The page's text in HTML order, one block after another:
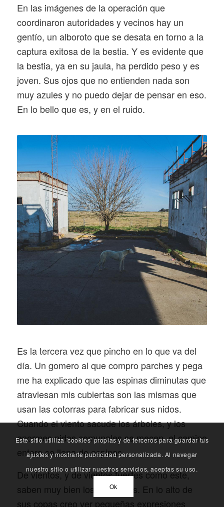
En las imágenes de la operación que
coordinaron autoridades y vecinos hay un
gentío, un alboroto que se desata en torno a la
captura exitosa de la bestia. Y es evidente que
la bestia, ya en su jaula, ha perdido peso y es
joven. Sus ojos que no entienden nada son
muy azules y no puedo dejar de pensar en eso.
En lo bello que es, y en el ruido.
Es la tercera vez que pincho en lo que va del
día. Un gomero al que compro parches y pega
me ha explicado que las espinas diminutas que
atraviesan mis cubiertas son las mismas que
usan las cotorras para fabricar sus nidos.
Cuando el viento sacude los árboles, y los
enormes nidos comunales se mecen, el camino
entero se llena de espinas.
De vientos, y de vientos fuertes como este,
saben muy bien los eucaliptos. En lo alto de
sus copas creo ver pequeñas expresiones
Este sitio utliliza 'cookies' propias y de terceros para guardar tus
ajustes y mostrarte publicidad personalizada. Al navegar
nuestro sitio o utilizar nuestros servicios, aceptas su uso.
Ok